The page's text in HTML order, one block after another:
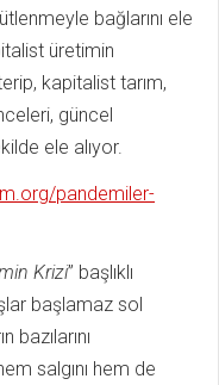
bağlarını ele
üretimin
kapitalist tarım,
güncel
ele alıyor.
pandemiler-
Krizi” başlıklı
başlamaz sol
salgını hem de